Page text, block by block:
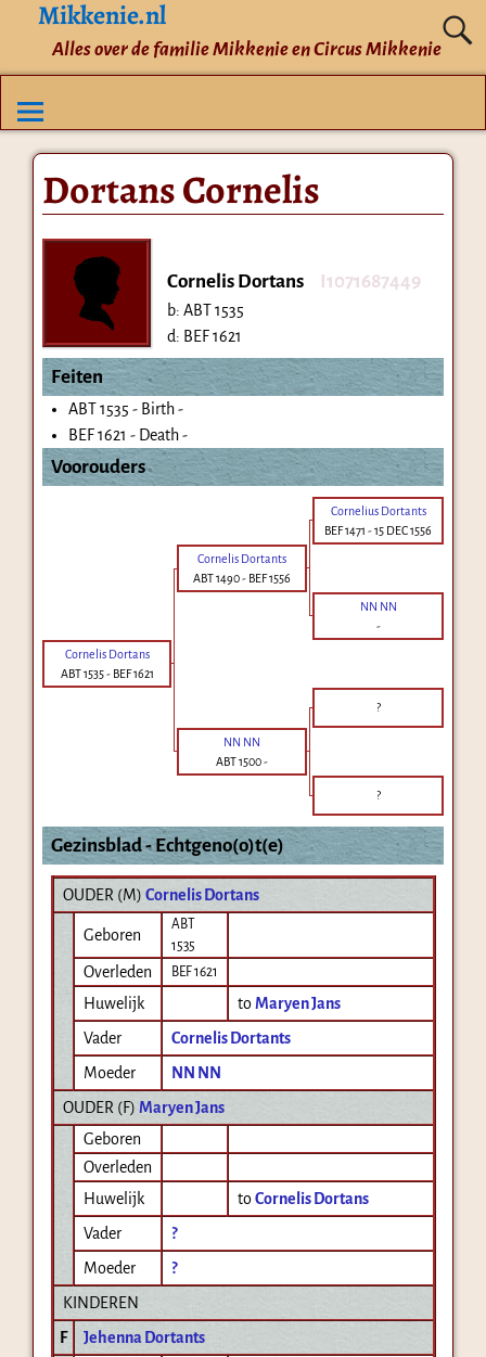
Mikkenie.nl
Alles over de familie Mikkenie en Circus Mikkenie
Dortans Cornelis
Cornelis Dortans I1071687449
b: ABT 1535
d: BEF 1621
Feiten
ABT 1535 - Birth -
BEF 1621 - Death -
Voorouders
Cornelius Dortants
BEF 1471 -15 DEC 1556
Cornelis Dortants
ABT 1490- BEF 1556
NN NN
-
Cornelis Dortans
ABT 1535- BEF 1621
?
NN NN
ABT 1500-
?
Gezinsblad - Echtgeno(o)t(e)
OUDER (M) Cornelis Dortans
Geboren
ABT
1535
Overleden BEF 1621
Huwelijk toMaryen Jans
Vader
Cornelis Dortants
Moeder
NN NN
OUDER (F) Maryen Jans
Geboren
Overleden
Huwelijk
toCornelis Dortans
Vader
?
Moeder
?
KINDEREN
F
Jehenna Dortants